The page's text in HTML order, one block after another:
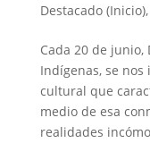
Destacado (Inicio),
Cada 20 de junio,
Indígenas, se
cultural que
medio de esa
realidades